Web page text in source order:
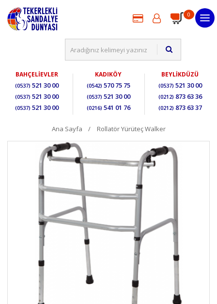
0
BAHÇELİEVLER
(0537) 521 30 00
(0537) 521 30 00
(0537) 521 30 00
KADIKÖY
(0542) 570 75 75
(0537) 521 30 00
(0216) 541 01 76
BEYLİKDÜZÜ
(0537) 521 30 00
(0212) 873 63 36
(0212) 873 63 37
Ana Sayfa Rollatör Yürüteç Walker